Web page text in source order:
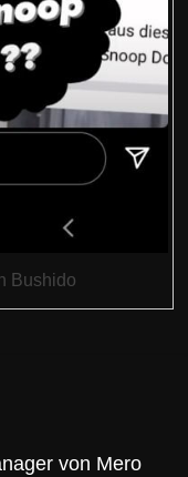
Bushido
von Mero